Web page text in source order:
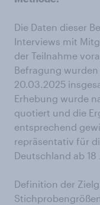
Die Daten dieser
Interviews mit
der Teilnahme
Befragung
20.03.2025
Erhebung wurde
quotiert und die
entsprechend
repräsentativ für
Deutschland ab 18
Definition der